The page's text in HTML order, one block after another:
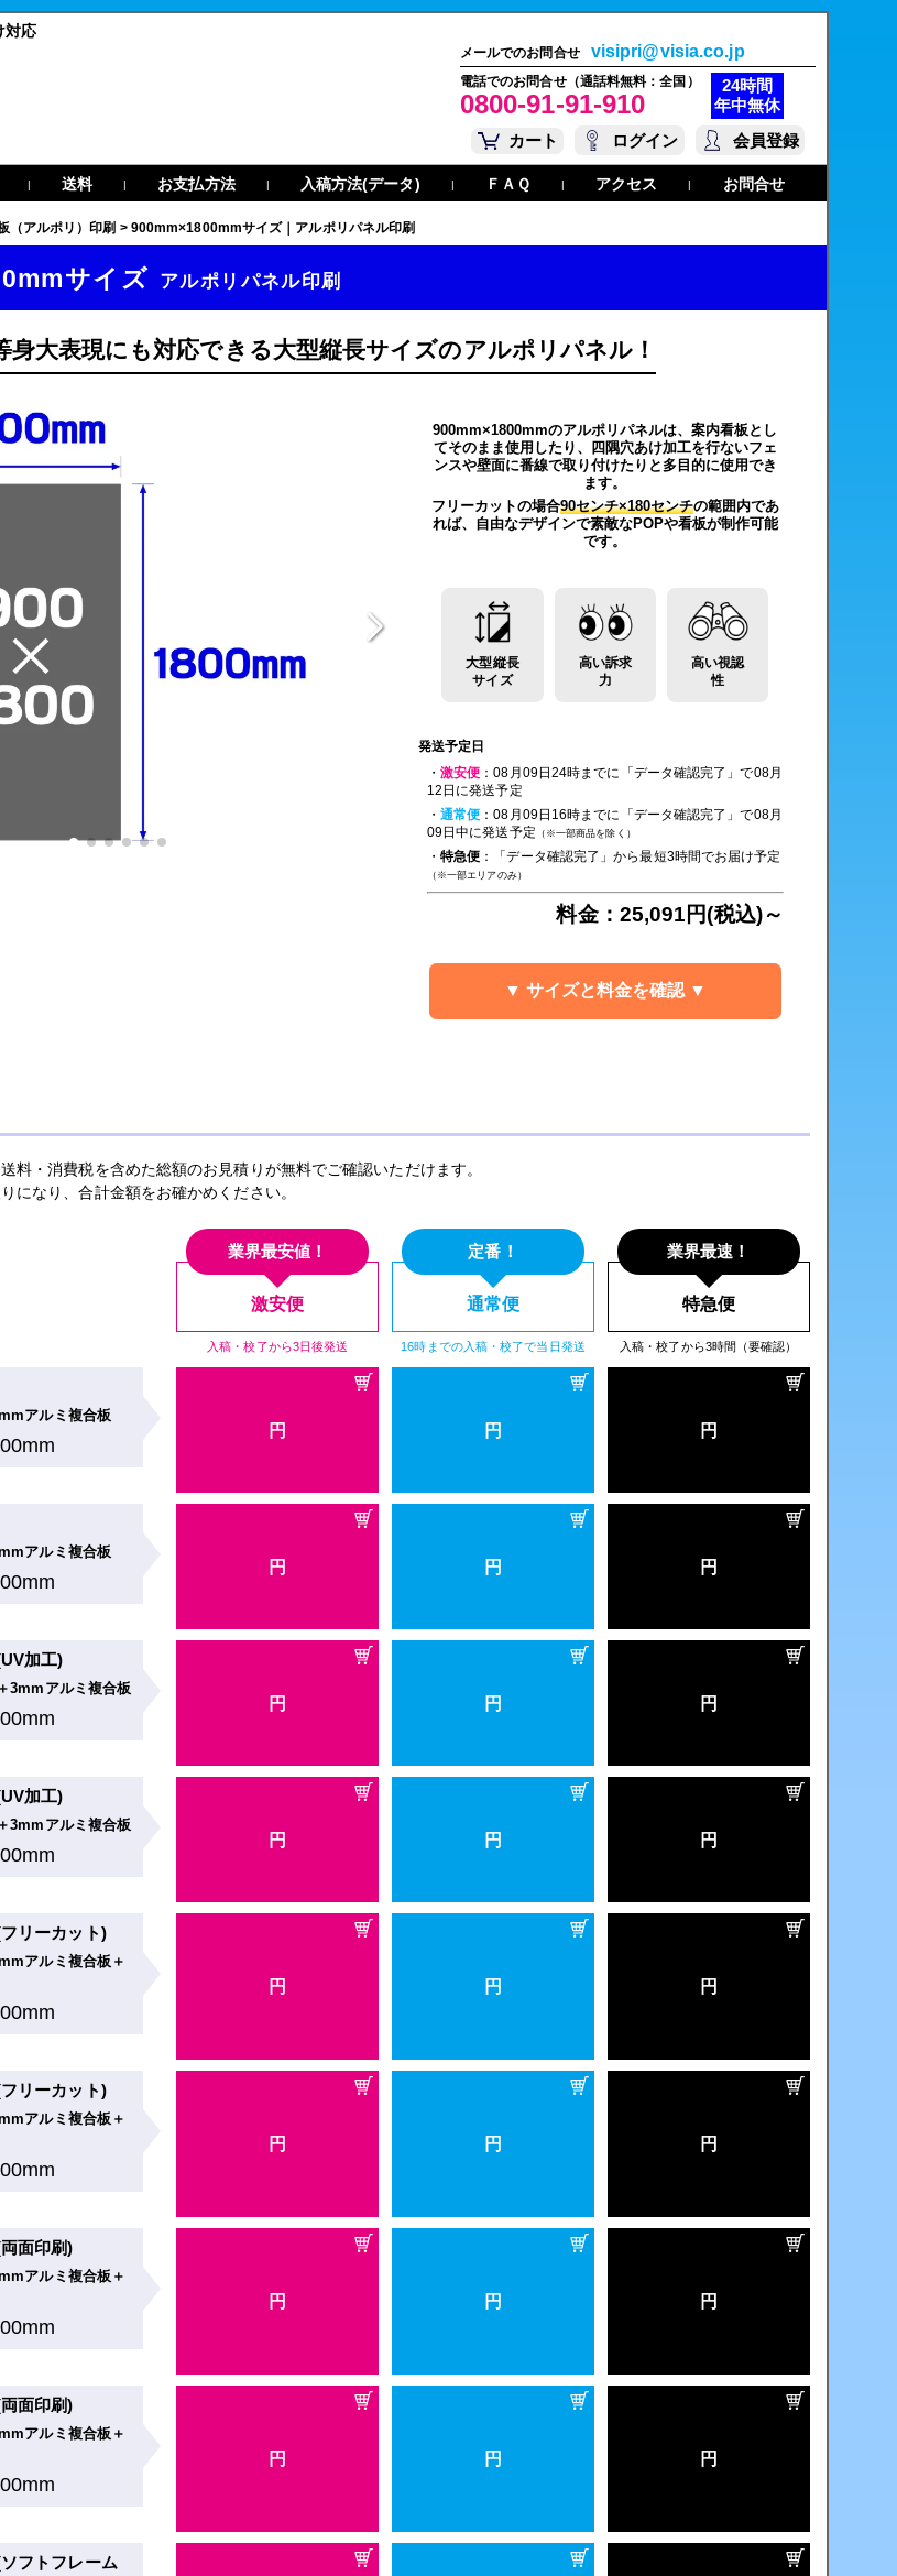
対応
メールでのお問合せ visipri@visia.co.jp
電話でのお問合せ（通話料無料：全国）
0800-91-91-910
24時間
年中無休
カート
ログイン 会員登録
| 送料 | お支払方法 | 入稿方法(データ) | ＦＡＱ | アクセス | お問合せ
（アルポリ）印刷 > 900mm×1800mmサイズ｜アルポリパネル印刷
サイズ アルポリパネル印刷
身大表現にも対応できる大型縦長サイズのアルポリパネル！
900mm×1800mmのアルポリパネルは、案内看板とし
てそのまま使用したり、四隅穴あけ加工を行ないフェ
ンスや壁面に番線で取り付けたりと多目的に使用でき
ます。
フリーカットの場合90センチ×180センチの範囲内であ
れば、自由なデザインで素敵なPOPや看板が制作可能
です。
大型縦長
サイズ
高い訴求
力
高い視認
性
発送予定日
・ 激安便 ：08月09日24時までに「データ確認完了」で08月
12日に発送予定
・ 通常便 ：08月09日16時までに「データ確認完了」で08月
09日中に発送予定 （※一部商品を除く）
・ 特急便 ：「データ確認完了」から最短3時間でお届け予定
（※一部エリアのみ）
料金：25,091円(税込)～
▼ サイズと料金を確認 ▼
料・消費税を含めた総額のお見積りが無料でご確認いただけます。
になり、合計金額をお確かめください。
激安便
入稿・校了から3日後発送
業界最安値！
通常便
16時までの入稿・校了で当日発送
定番！
特急便
入稿・校了から3時間（要確認）
業界最速！
アルミ複合板
円 円 円
アルミ複合板
円 円 円
加工)
3mmアルミ複合板
円 円 円
加工)
3mmアルミ複合板
円 円 円
リーカット)
アルミ複合板＋
円 円 円
リーカット)
アルミ複合板＋
円 円 円
面印刷)
アルミ複合板＋
円 円 円
面印刷)
アルミ複合板＋
円 円 円
フトフレーム